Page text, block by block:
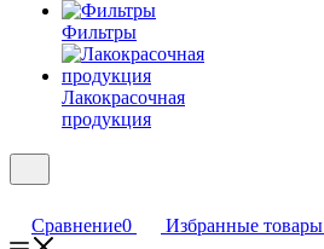
Фильтры
Лакокрасочная
продукция
Сравнение0 Избранные товары